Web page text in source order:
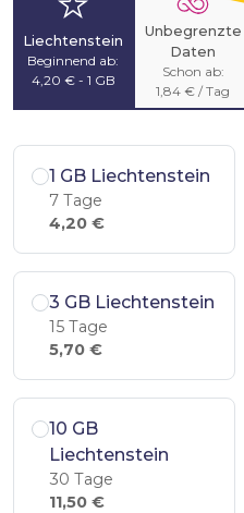
Liechtenstein
Beginnend ab:
4,20 € - 1 GB
Unbegrenzte
Daten
Schon ab:
1,84 € / Tag
1 GB Liechtenstein
7 Tage
4,20 €
3 GB Liechtenstein
15 Tage
5,70 €
10 GB
Liechtenstein
30 Tage
11,50 €